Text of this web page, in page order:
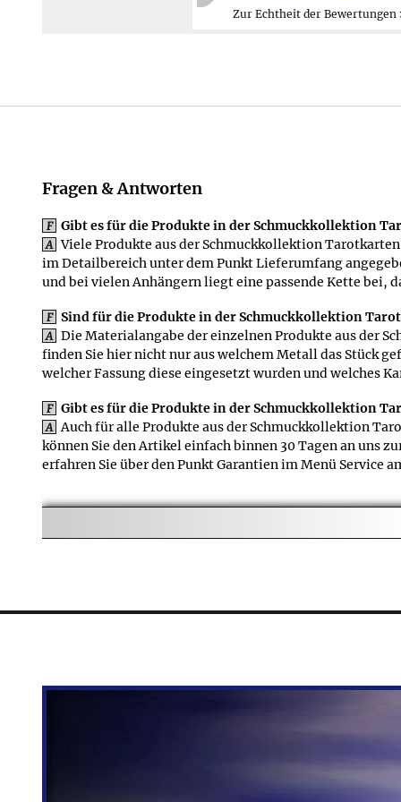
Mehr erfahren ≫
Fragen & Antworten
F Gibt es für die Produkte in der Schmuckkollektion
A Viele Produkte aus der Schmuckkollektion
im Detailbereich unter dem Punkt Lieferumfang
und bei vielen Anhängern liegt eine passende Kette bei,
F Sind für die Produkte in der Schmuckkollektion
A Die Materialangabe der einzelnen Produkte aus der
finden Sie hier nicht nur aus welchem Metall das Stück
welcher Fassung diese eingesetzt wurden und welches
F Gibt es für die Produkte in der Schmuckkollektion
A Auch für alle Produkte aus der Schmuckkollektion
können Sie den Artikel einfach binnen 30 Tagen an uns
erfahren Sie über den Punkt Garantien im Menü Service
F Gibt es für die Produkte in der Schmuckkollektion
Lieferzeitangaben zu den Produkten aus der
versandfertig, es gibt aber auch z.B. Schmuckstücke,
A Im Bereich "Kunden
F Finde ich für die
Neben dem
Verpackung, wenn der
Schmuckkästchen
Wie wird der Preis
Bei den Produkten